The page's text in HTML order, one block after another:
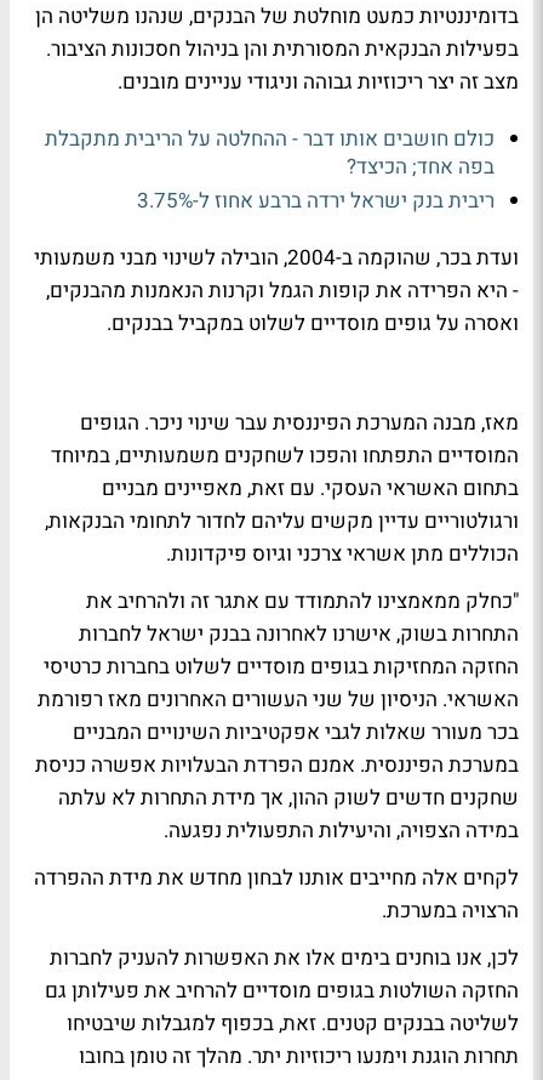
בדומיננטיות כמעט מוחלטת של הבנקים, שנהנו משליטה הן
בפעילות הבנקאית המסורתית והן בניהול חסכונות הציבור.
מצב זה יצר ריכוזיות גבוהה וניגודי עניינים מובנים.
כולם חושבים אותו דבר - ההחלטה על הריבית מתקבלת
בפה אחד; הכיצד?
ריבית בנק ישראל ירדה ברבע אחוז ל-3.75%
ועדת בכר, שהוקמה ב-2004, הובילה לשינוי מבני משמעותי
- היא הפרידה את קופות הגמל וקרנות הנאמנות מהבנקים,
ואסרה על גופים מוסדיים לשלוט במקביל בבנקים.
מאז, מבנה המערכת הפיננסית עבר שינוי ניכר. הגופים
המוסדיים התפתחו והפכו לשחקנים משמעותיים, במיוחד
בתחום האשראי העסקי. עם זאת, מאפיינים מבניים
ורגולטוריים עדיין מקשים עליהם לחדור לתחומי הבנקאות,
הכוללים מתן אשראי צרכני וגיוס פיקדונות.
"כחלק ממאמצינו להתמודד עם אתגר זה ולהרחיב את
התחרות בשוק, אישרנו לאחרונה בבנק ישראל לחברות
החזקה המחזיקות בגופים מוסדיים לשלוט בחברות כרטיסי
האשראי. הניסיון של שני העשורים האחרונים מאז רפורמת
בכר מעורר שאלות לגבי אפקטיביות השינויים המבניים
במערכת הפיננסית. אמנם הפרדת הבעלויות אפשרה כניסת
שחקנים חדשים לשוק ההון, אך מידת התחרות לא עלתה
במידה הצפויה, והיעילות התפעולית נפגעה.
לקחים אלה מחייבים אותנו לבחון מחדש את מידת ההפרדה
הרצויה במערכת.
לכן, אנו בוחנים בימים אלו את האפשרות להעניק לחברות
החזקה השולטות בגופים מוסדיים להרחיב את פעילותן גם
לשליטה בבנקים קטנים. זאת, בכפוף למגבלות שיבטיחו
תחרות הוגנת וימנעו ריכוזיות יתר. מהלך זה טומן בחובו